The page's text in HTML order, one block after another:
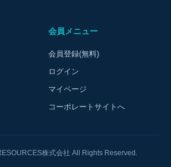
会員メニュー
会員登録(無料)
ログイン
マイページ
コーポレートサイトへ
株式会社 All Rights Reserved.